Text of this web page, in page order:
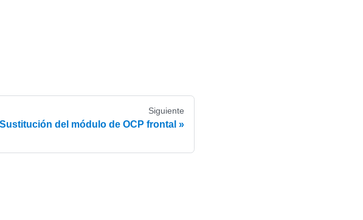
Siguiente
Sustitución del módulo de OCP frontal